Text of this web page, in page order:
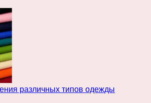
различных типов одежды